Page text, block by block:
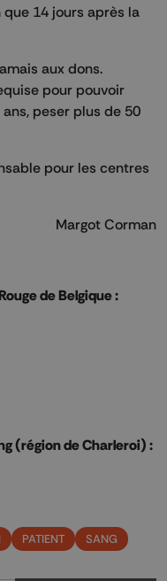
14 jours après la
aux dons.
pour pouvoir
peser plus de 50
pour les centres
Margot Corman
de Belgique :
(région de Charleroi) :
PATIENT SANG